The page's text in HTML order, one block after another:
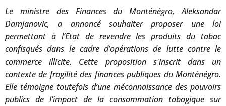
Le ministre des Finances du Monténégro, Aleksandar
Damjanovic, a annoncé souhaiter proposer une loi
permettant à l’Etat de revendre les produits du tabac
confisqués dans le cadre d’opérations de lutte contre le
commerce illicite. Cette proposition s'inscrit dans un
contexte de fragilité des finances publiques du Monténégro.
Elle témoigne toutefois d’une méconnaissance des pouvoirs
publics de l’impact de la consommation tabagique sur